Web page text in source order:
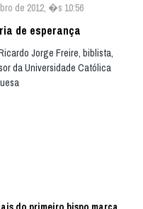
de 2012, �s 10:56
de esperança
Jorge Freire, biblista,
da Universidade Católica